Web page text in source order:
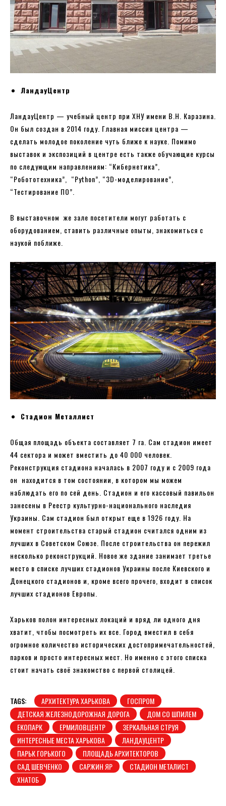
ЛандауЦентр
ЛандауЦентр — учебный центр при ХНУ имени В.Н. Каразина.
Он был создан в 2014 году. Главная миссия центра —
сделать молодое поколение чуть ближе к науке. Помимо
выставок и экспозиций в центре есть также обучающие курсы
по следующим направлениям: “Кибернетика”,
“Робототехника”, “Python”, “3D-моделирование”,
“Тестирование ПО”.
В выставочном же зале посетители могут работать с
оборудованием, ставить различные опыты, знакомиться с
наукой поближе.
Стадион Металлист
Общая площадь объекта составляет 7 га. Сам стадион имеет
44 сектора и может вместить до 40 000 человек.
Реконструкция стадиона началась в 2007 году и с 2009 года
он находится в том состоянии, в котором мы можем
наблюдать его по сей день. Стадион и его кассовый павильон
занесены в Реестр культурно-национального наследия
Украины. Сам стадион был открыт еще в 1926 году. На
момент строительства старый стадион считался одним из
лучших в Советском Союзе. После строительства он пережил
несколько реконструкций. Новое же здание занимает третье
место в списке лучших стадионов Украины после Киевского и
Донецкого стадионов и, кроме всего прочего, входит в список
лучших стадионов Европы.
Харьков полон интересных локаций и вряд ли одного дня
хватит, чтобы посмотреть их все. Город вместил в себя
огромное количество исторических достопримечательностей,
парков и просто интересных мест. Но именно с этого списка
стоит начать своё знакомство с первой столицей.
TAGS: АРХИТЕКТУРА ХАРЬКОВА
ГОСПРОМ
ДЕТСКАЯ ЖЕЛЕЗНОДОРОЖНАЯ ДОРОГА
ДОМ СО ШПИЛЕМ
ЕКОПАРК
ЕРМИЛОВЦЕНТР
ЗЕРКАЛЬНАЯ СТРУЯ
ИНТЕРЕСНЫЕ МЕСТА ХАРЬКОВА
ЛАНДАУЦЕНТР
ПАРЬК ГОРЬКОГО
ПЛОЩАДЬ АРХИТЕКТОРОВ
САД ШЕВЧЕНКО
САРЖИН ЯР
СТАДИОН МЕТАЛИСТ
ХНАТОБ